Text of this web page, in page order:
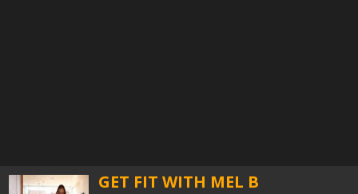
GET FIT WITH MEL B